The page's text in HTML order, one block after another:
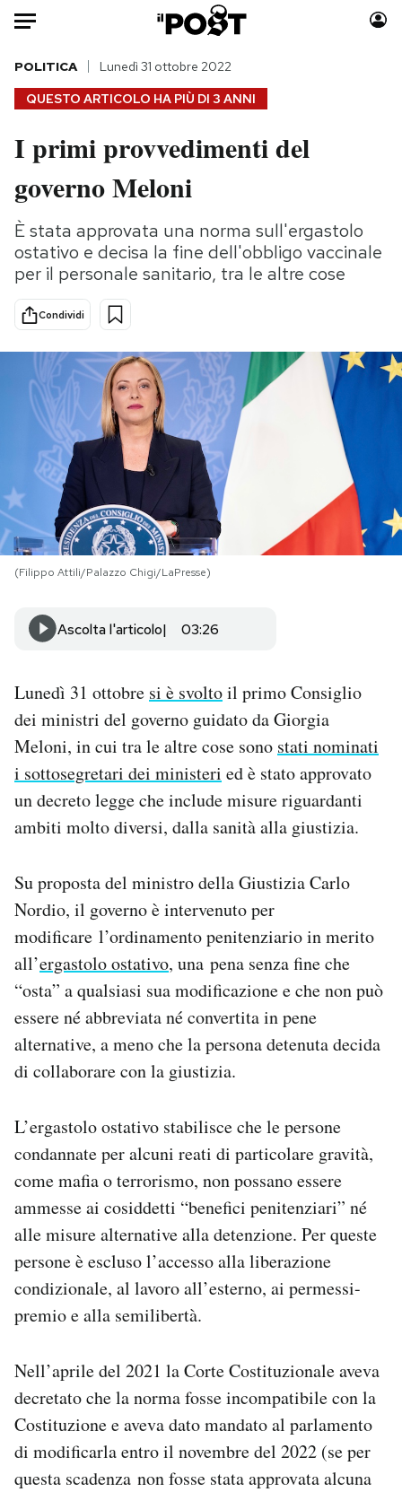
Auto
HOME
Italia
Politica
Tecnologia
Internet
Scienza
Cultura
Economia
Sport
Moda
Storie/Idee
Ok Boomer!
Media
Mondiali calcio 2026
PODCAST
NEWSLETTER
I MIEI PREFERITI
SHOP
AREA PERSONALE
Area Personale
Newsletter
Notifiche mobile
Esci
QUESTO ARTICOLO HA PIÙ DI 3 ANNI
POLITICA Lunedì 31 ottobre 2022
I primi provvedimenti del
governo Meloni
È stata approvata una norma sull'ergastolo
ostativo e decisa la fine dell'obbligo vaccinale
per il personale sanitario, tra le altre cose
Condividi
(Filippo Attili/Palazzo Chigi/LaPresse)
Ascolta l'articolo 03:26
Lunedì 31 ottobre si è svoltoil primo Consiglio
dei ministri del governo guidato da Giorgia
Meloni, in cui tra le altre cose sono stati nominati
i sottosegretari dei ministeri ed è stato approvato
un decreto legge che include misure riguardanti
ambiti molto diversi, dalla sanità alla giustizia.
Su proposta del ministro della Giustizia Carlo
Nordio, il governo è intervenuto per
modificare l’ordinamento penitenziario in merito
all’ergastolo ostativo, una pena senza fine che
“osta” a qualsiasi sua modificazione e che non può
essere né abbreviata né convertita in pene
alternative, a meno che la persona detenuta decida
di collaborare con la giustizia.
L’ergastolo ostativo stabilisce che le persone
condannate per alcuni reati di particolare gravità,
come mafia o terrorismo, non possano essere
ammesse ai cosiddetti “benefici penitenziari” né
alle misure alternative alla detenzione. Per queste
persone è escluso l’accesso alla liberazione
condizionale, al lavoro all’esterno, ai permessi-
premio e alla semilibertà.
Nell’aprile del 2021 la Corte Costituzionale aveva
decretato che la norma fosse incompatibile con la
Costituzione e aveva dato mandato al parlamento
di modificarla entro il novembre del 2022 (se per
questa scadenza non fosse stata approvata alcuna